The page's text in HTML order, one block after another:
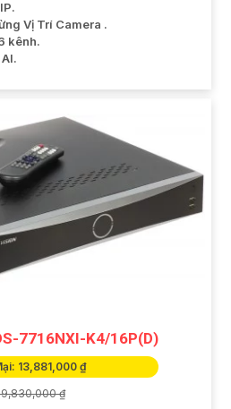
IP.
Vị Trí Camera .
kênh.
7716NXI-K4/16P(D)
13,881,000 ₫
₫